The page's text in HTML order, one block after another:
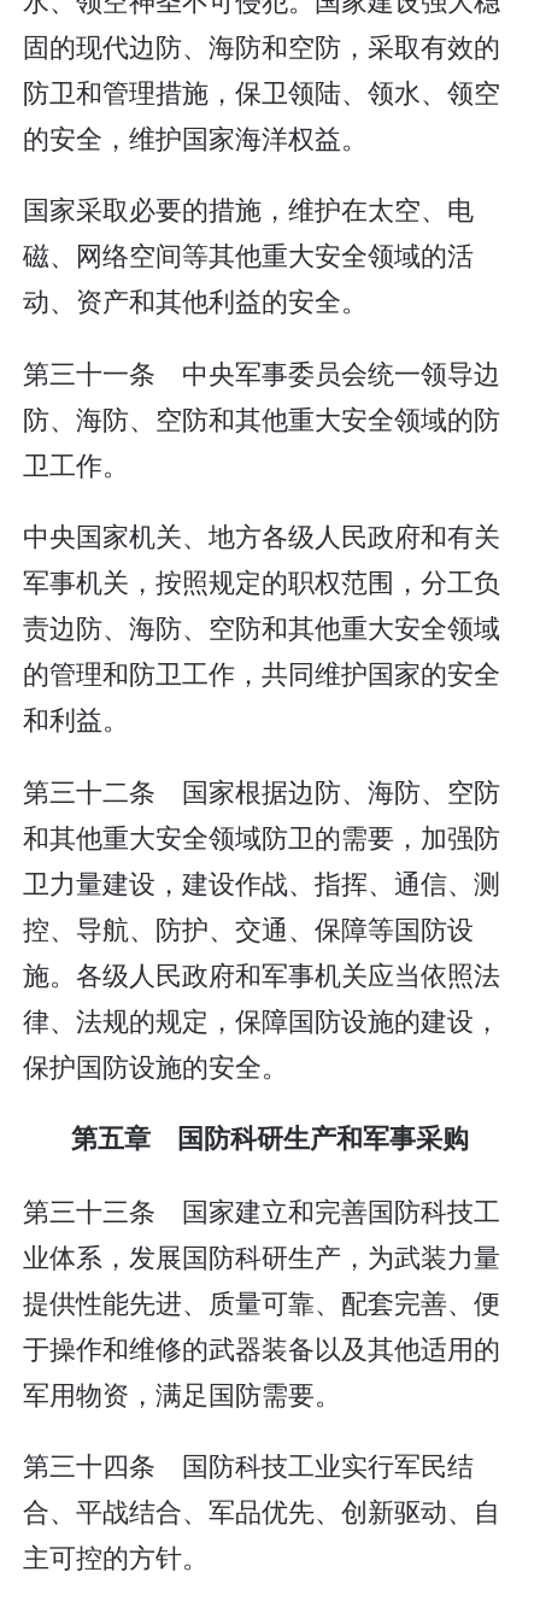
固的现代边防、海防和空防，采取有效的
防卫和管理措施，保卫领陆、领水、领空
的安全，维护国家海洋权益。
国家采取必要的措施，维护在太空、电
磁、网络空间等其他重大安全领域的活
动、资产和其他利益的安全。
第三十一条 中央军事委员会统一领导边
防、海防、空防和其他重大安全领域的防
卫工作。
中央国家机关、地方各级人民政府和有关
军事机关，按照规定的职权范围，分工负
责边防、海防、空防和其他重大安全领域
的管理和防卫工作，共同维护国家的安全
和利益。
第三十二条 国家根据边防、海防、空防
和其他重大安全领域防卫的需要，加强防
卫力量建设，建设作战、指挥、通信、测
控、导航、防护、交通、保障等国防设
施。各级人民政府和军事机关应当依照法
律、法规的规定，保障国防设施的建设，
保护国防设施的安全。
第五章 国防科研生产和军事采购
第三十三条 国家建立和完善国防科技工
业体系，发展国防科研生产，为武装力量
提供性能先进、质量可靠、配套完善、便
于操作和维修的武器装备以及其他适用的
军用物资，满足国防需要。
第三十四条 国防科技工业实行军民结
合、平战结合、军品优先、创新驱动、自
主可控的方针。